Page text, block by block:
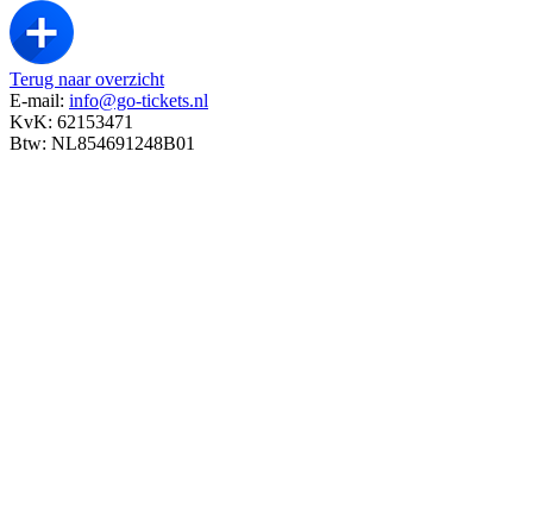
Terug naar overzicht
E-mail: info@go-tickets.nl
KvK: 62153471
Btw: NL854691248B01